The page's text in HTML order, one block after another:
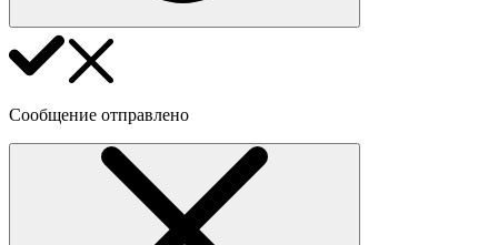
Сообщение отправлено